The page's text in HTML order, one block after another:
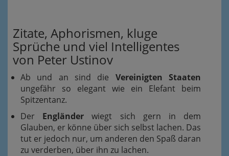
Zitate, Aphorismen, kluge
Sprüche und viel Intelligentes
von Peter Ustinov
Ab und an sind die Vereinigten Staaten
ungefähr so elegant wie ein Elefant beim
Spitzentanz.
Der Engländer wiegt sich gern in dem
Glauben, er könne über sich selbst lachen. Das
tut er jedoch nur, um anderen den Spaß daran
zu verderben, über ihn zu lachen.